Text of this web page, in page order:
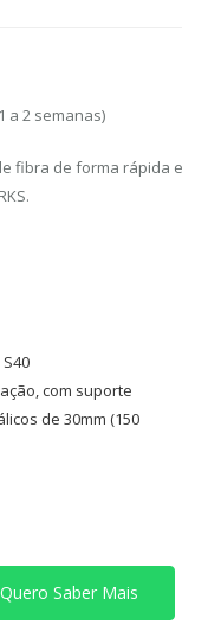
a 2 semanas)
fibra de forma rápida e
com suporte
de 30mm (150
Quero Saber Mais